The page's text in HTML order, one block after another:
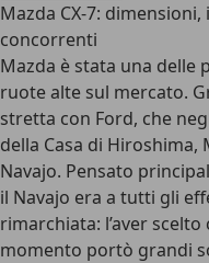
Mazda CX-7:
concorrenti
Mazda è stata una delle
ruote alte sul mercato.
stretta con Ford, che
della Casa di Hiroshima,
Navajo. Pensato
il Navajo era a tutti gli
rimarchiata: l’aver
momento portò grandi